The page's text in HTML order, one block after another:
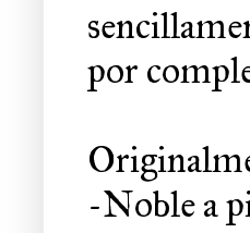
por
-Noble a